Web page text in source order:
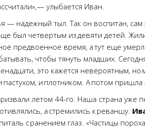
— улыбается Иван.
— надежный тыл. Так он воспитан, сам
был четвертым из девяти детей.
предвоенное время, а тут еще
чтобы тянуть младших.
это кажется невероятным,
пастухом, и плотником. А потом
летом 44-го. Наша страна уже
а стремились к реваншу.
с ранением глаз. «Частицы